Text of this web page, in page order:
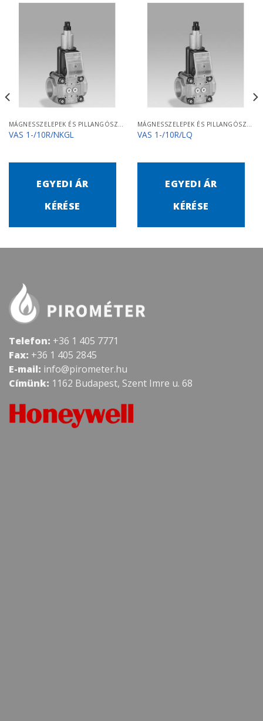
MÁGNESSZELEPEK ÉS PILLANGÓSZELEPEK
VAS 1-/10R/NKGL
EGYEDI ÁR
KÉRÉSE
MÁGNESSZELEPEK ÉS PILLANGÓSZELEPEK
VAS 1-/10R/LQ
EGYEDI ÁR
KÉRÉSE
Telefon: +36 1 405 7771
Fax: +36 1 405 2845
E-mail: info@pirometer.hu
Címünk: 1162 Budapest, Szent Imre u. 68